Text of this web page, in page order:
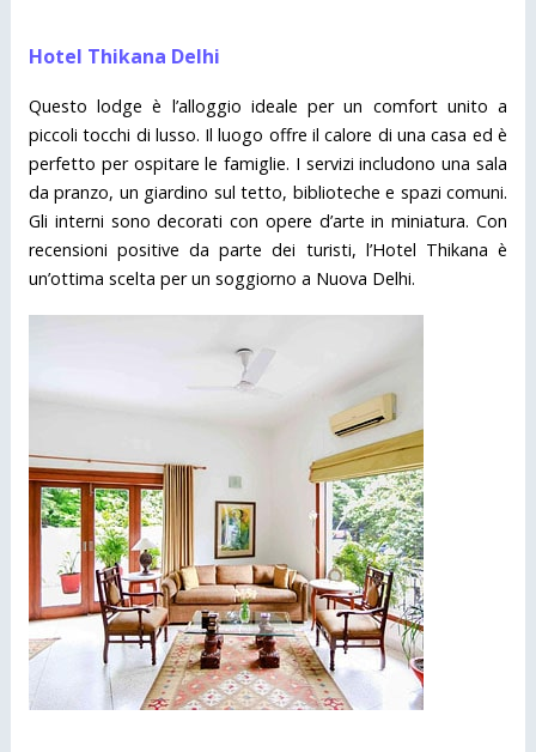
Hotel Thikana Delhi
Questo lodge è l’alloggio ideale per un comfort unito a
piccoli tocchi di lusso. Il luogo offre il calore di una casa ed è
perfetto per ospitare le famiglie. I servizi includono una sala
da pranzo, un giardino sul tetto, biblioteche e spazi comuni.
Gli interni sono decorati con opere d’arte in miniatura. Con
recensioni positive da parte dei turisti, l’Hotel Thikana è
un’ottima scelta per un soggiorno a Nuova Delhi.